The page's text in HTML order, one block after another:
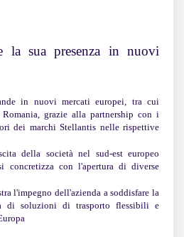
la sua presenza in nuovi
in nuovi mercati europei, tra cui
grazie alla partnership con i
dei marchi Stellantis nelle rispettive
della società nel sud-est europeo
concretizza con l'apertura di diverse
l'impegno dell'azienda a soddisfare la
di soluzioni di trasporto flessibili e